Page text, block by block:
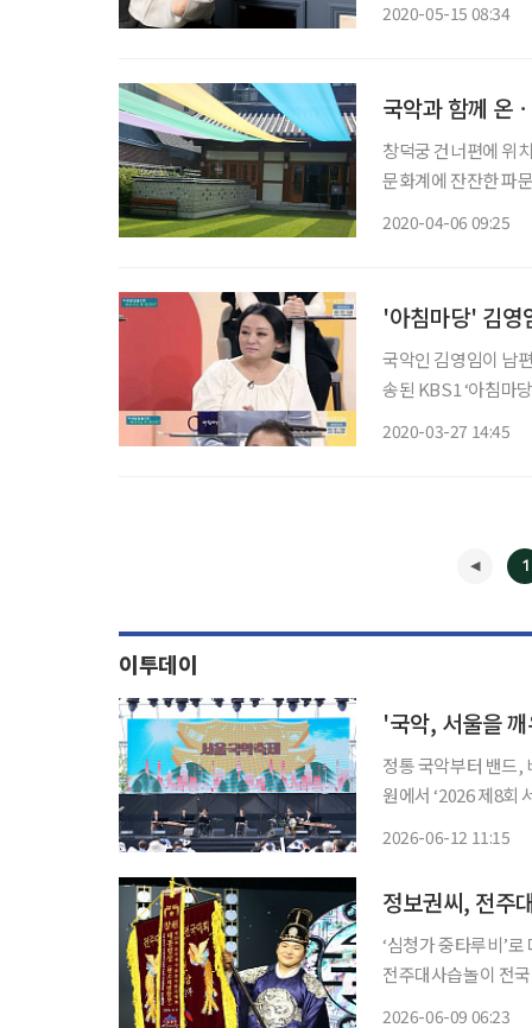
2020-05-15 08:34
국악과 함께 온
창덕궁 건너편에 위
문화계에 잔잔한 파문을 일으키고 있다. 코로나
2020-04-06 09:25
'아침마당' 김
국악인 김영임이 남
송된 KBS1 ‘아침마
2020-03-27 14:45
1
이투데이
'국악, 서울을
정통 국악부터 밴드, 비보잉 공
원에서 ‘2026 제8회
2026-06-12 11:15
정보권씨, 전주
‘심청가 중타루비’로 대
전주대사습놀이 전국대
2026-06-09 06:23